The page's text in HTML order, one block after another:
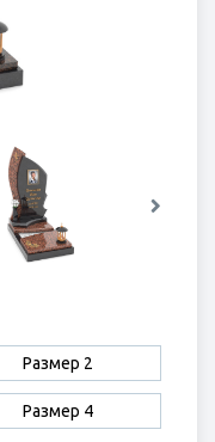
Размер 2
Размер 4